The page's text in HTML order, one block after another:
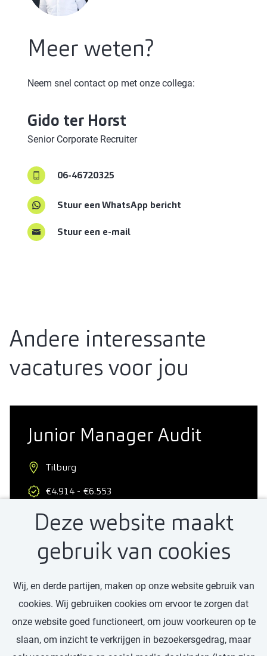
Deze website maakt
gebruik van cookies
Wij, en derde partijen, maken op onze website gebruik van
cookies. Wij gebruiken cookies om ervoor te zorgen dat
onze website goed functioneert, om jouw voorkeuren op te
slaan, om inzicht te verkrijgen in bezoekersgedrag, maar
Meer weten?
Neem snel contact op met onze collega:
Gido ter Horst
Senior Corporate Recruiter
06-46720325
Stuur een WhatsApp bericht
Stuur een e-mail
Andere interessante
vacatures voor jou
Junior Manager Audit
Tilburg
€4.914 - €6.553
Professional
32 - 40 uur
Bekijk vacature